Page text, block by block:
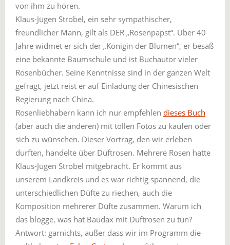
von ihm zu hören.
Klaus-Jügen Strobel, ein sehr sympathischer,
freundlicher Mann, gilt als DER „Rosenpapst“. Über 40
Jahre widmet er sich der „Königin der Blumen“, er besaß
eine bekannte Baumschule und ist Buchautor vieler
Rosenbücher. Seine Kenntnisse sind in der ganzen Welt
gefragt, jetzt reist er auf Einladung der Chinesischen
Regierung nach China.
Rosenliebhabern kann ich nur empfehlen dieses Buch
(aber auch die anderen) mit tollen Fotos zu kaufen oder
sich zu wünschen. Dieser Vortrag, den wir erleben
durften, handelte über Duftrosen. Mehrere Rosen hatte
Klaus-Jügen Strobel mitgebracht. Er kommt aus
unserem Landkreis und es war richtig spannend, die
unterschiedlichen Düfte zu riechen, auch die
Komposition mehrerer Düfte zusammen. Warum ich
das blogge, was hat Baudax mit Duftrosen zu tun?
Antwort: garnichts, außer dass wir im Programm die